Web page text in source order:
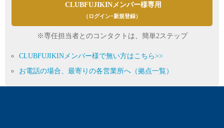
CLUBFUJIKINメンバー様専用
（ログイン･新規登録）
※専任担当者とのコンタクトは、簡単2ステップ
CLUBFUJIKINメンバー様で無い方はこちら>>
お電話の場合、最寄りの各営業所へ（拠点一覧）